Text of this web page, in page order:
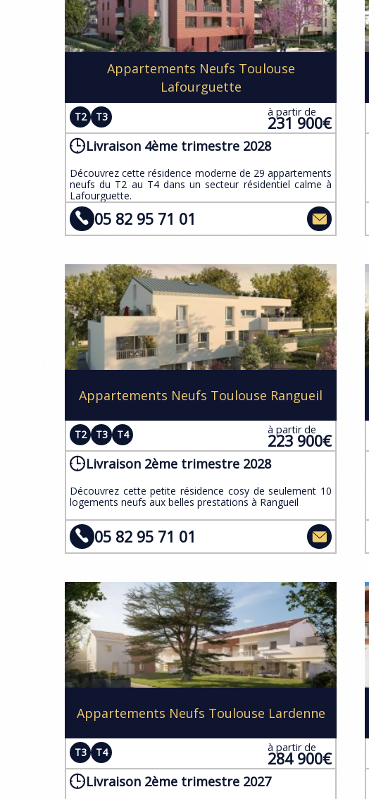
Appartements Neufs Toulouse
Lafourguette
T2 T3 à partir de
231 900€
Livraison 4ème trimestre 2028
​Découvrez cette résidence moderne de 29 appartements
neufs du T2 au T4 dans un secteur résidentiel calme à
Lafourguette.
05 82 95 71 01
Appartements Neufs Toulouse Rangueil
T2 T3 T4 à partir de
223 900€
Livraison 2ème trimestre 2028
​Découvrez cette petite résidence cosy de seulement 10
logements neufs aux belles prestations à Rangueil
05 82 95 71 01
Appartements Neufs Toulouse Lardenne
T3 T4 à partir de
284 900€
Livraison 2ème trimestre 2027